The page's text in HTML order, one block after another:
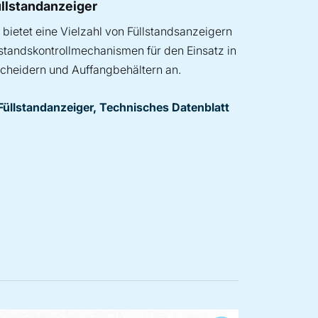
bietet eine Vielzahl von Füllstandsanzeigern
für den Einsatz in
und Auffangbehältern an.
Technisches Datenblatt